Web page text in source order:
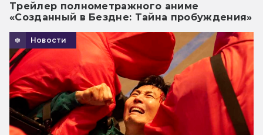
Трейлер полнометражного аниме
«Созданный в Бездне: Тайна пробуждения»
Новости